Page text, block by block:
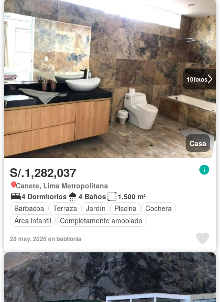
10fotos
Casa
S/.1,282,037
Canete, Lima Metropolitana
4 Dormitorios
4 Baños
1,500 m²
Barbacoa
Terraza Jardín Piscina
Cochera
Área infantil
Completamente amoblado
28 may. 2026 en babilonia